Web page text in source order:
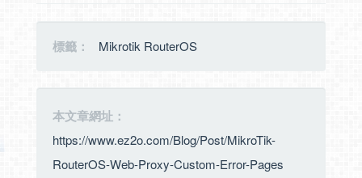
標籤： Mikrotik RouterOS
本文章網址：
https://www.ez2o.com/Blog/Post/MikroTik-
RouterOS-Web-Proxy-Custom-Error-Pages